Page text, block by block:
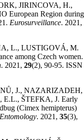
JIRINCOVA, H.,
European Region during
Eurosurveillance. 2021,
L., LUSTIGOVÁ, M.
among Czech women.
. 2021, 29(2), 90-95. ISSN
J., NAZARIZADEH,
ŠTEFKA, J. Early
(Cimex hemipterus)
. 2021, 35(3),